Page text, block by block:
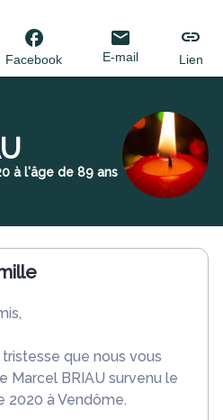
Facebook E-mail Lien
à l'âge de 89 ans
que nous vous
Marcel BRIAU survenu le
2020 à Vendôme.